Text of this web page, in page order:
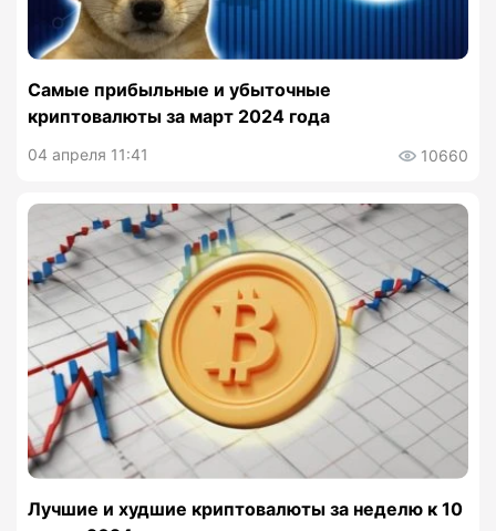
Самые прибыльные и убыточные
криптовалюты за март 2024 года
04 апреля 11:41 10660
Лучшие и худшие криптовалюты за неделю к 10